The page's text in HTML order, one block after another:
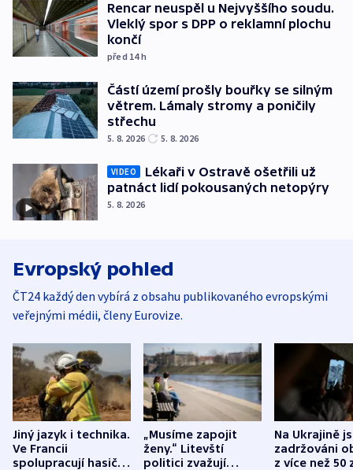
Rencar neuspěl u Nejvyššího soudu.
Vleklý spor s DPP o reklamní plochu
končí
před 14h
Částí území prošly bouřky se silným
větrem. Lámaly stromy a poničily
střechu
5. 8. 2026 5. 8. 2026
VIDEO
Lékaři v Ostravě ošetřili už
patnáct lidí pokousaných netopýry
5. 8. 2026
Evropský pohled
ČT24 každý den vybírá z obsahu publikovaného evropskými
veřejnými médii, členy Eurovize.
Jiný jazyk i technika.
Ve Francii
spolupracují hasiči z
„Musíme zapojit
ženy.“ Litevští
politici zvažují
Na Ukrajině
zadržováni
z více než 50